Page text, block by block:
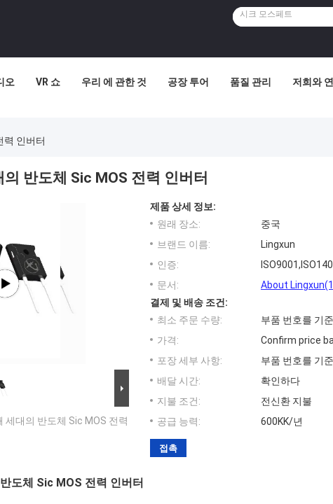
오 VR 쇼 우리 에 관한 것 공장 투어 품질 관리 저희와
력 인버터
반도체 Sic MOS 전력 인버터
세대의 반도체 Sic MOS 전력
제품 상세 정보:
원래 장소:
중국
브랜드 이름:
Lingxun
인증:
문서:
About
결제 및 배송 조건:
최소 주문 수량:
부품 번호를 기
가격:
Confirm price
포장 세부 사항:
부품 번호를 기
배달 시간:
확인하다
지불 조건:
전신환 지불
공급 능력:
600KK/년
접촉
도체 Sic MOS 전력 인버터